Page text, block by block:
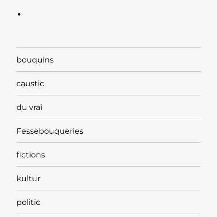
bouquins
caustic
du vrai
Fessebouqueries
fictions
kultur
politic